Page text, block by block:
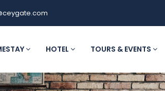
HOTEL TOURS & EVENTS